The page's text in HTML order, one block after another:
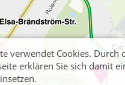
verwendet Cookies. Durch
erklären Sie sich damit